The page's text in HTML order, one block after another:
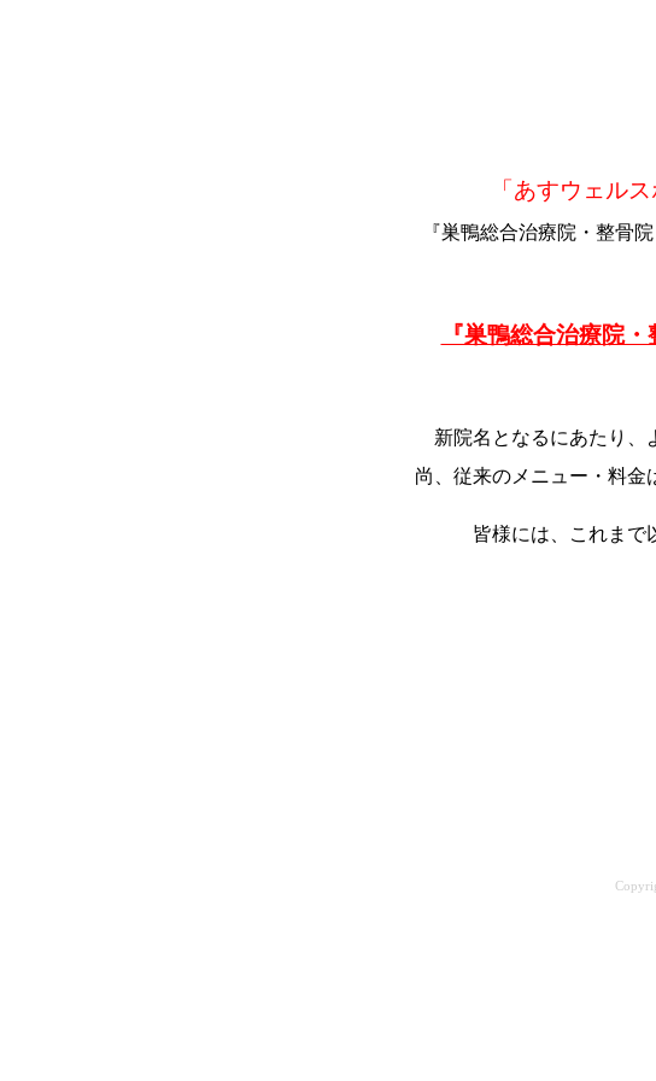
「あすウェル
『巣鴨総合治療院・整骨
『巣鴨総合治療院
新院名となるにあたり、
尚、従来のメニュー・料金
皆様には、これまで